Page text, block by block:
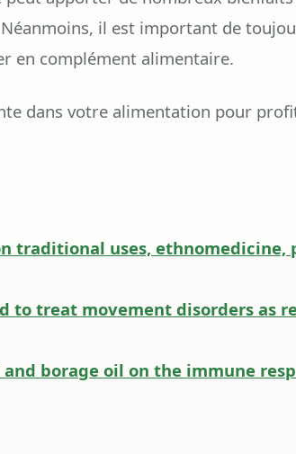
il est important de
en complément alimentaire.
dans votre alimentation pour
traditional uses, ethnomedicine,
treat movement disorders as
borage oil on the immune